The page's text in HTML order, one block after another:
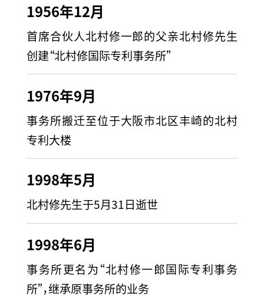
1956年12月
首席合伙人北村修一郎的父亲北村修先生
创建“北村修国际专利事务所”
1976年9月
事务所搬迁至位于大阪市北区丰崎的北村
专利大楼
1998年5月
北村修先生于5月31日逝世
1998年6月
事务所更名为“北村修一郎国际专利事务
所”，继承原事务所的业务